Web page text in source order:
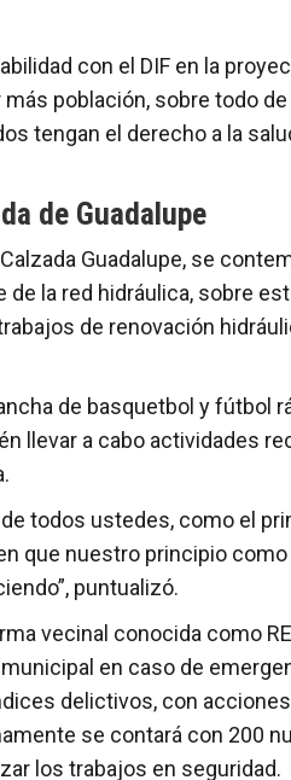
con el DIF en la
población, sobre todo
tengan el derecho a la
de Guadalupe
Guadalupe, se
la red hidráulica, sobre
de renovación
de basquetbol y fútbol
llevar a cabo actividades
todos ustedes, como el
que nuestro principio
puntualizó.
vecinal conocida como
en caso de
delictivos, con
se contará con 200
los trabajos en seguridad.